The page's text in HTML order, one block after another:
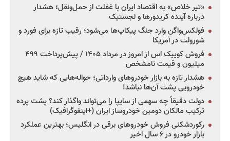
«تیر خلاص» به اقتصاد ایران با غفلت از حمل‌ونقل؛ هشدار
درباره آینده کریدورها و لجستیک
فولکس‌واگن وارد جنگ پیکاپ‌ها می‌شود؛ رقیب تازه برای فورد و
شورولت در آمریکا
فروش کوییک اس از امروز در مرداد ۱۴۰۵ / پیش‌پرداخت ۴۹۹
میلیون و قیمت نامشخص
هشدار تازه به بازار خودروهای وارداتی؛ حواله‌هایی که شاید هیچ
خودرویی پشت آن‌ها نباشد!
دولت دقیقاً چه سهمی از سایپا را می‌تواند واگذار کند؟ پشت پرده
ترکیب مالکان دومین خودروساز ایران (+اینفوگرافیک)
رکوردشکنی فروش خودروهای برقی در انگلیس؛ بهترین عملکرد
بازار خودرو در ۶ سال اخیر